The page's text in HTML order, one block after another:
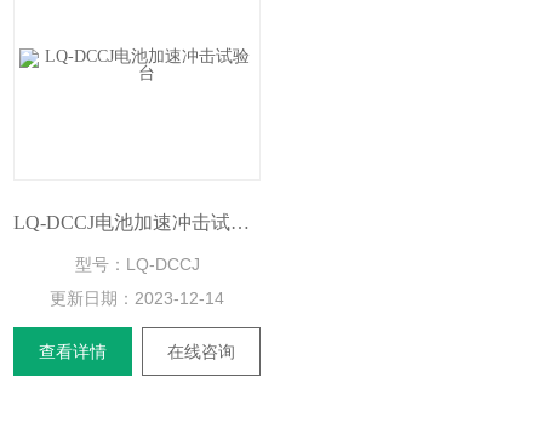
LQ-DCCJ电池加速冲击试验台
型号：LQ-DCCJ
更新日期： 2023-12-14
查看详情 在线咨询